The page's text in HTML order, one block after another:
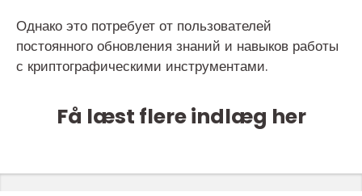
Однако это потребует от пользователей
постоянного обновления знаний и навыков работы
с криптографическими инструментами.
Få læst flere indlæg her